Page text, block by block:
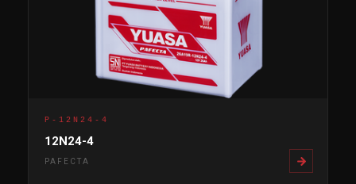
P-12N24-4
12N24-4
PAFECTA